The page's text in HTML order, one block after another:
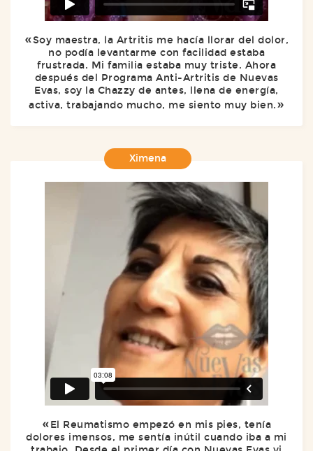
Soy maestra, la Artritis me hacía llorar del dolor,
no podía levantarme con facilidad estaba
frustrada. Mi familia estaba muy triste. Ahora
después del Programa Anti-Artritis de Nuevas
Evas, soy la Chazzy de antes, llena de energía,
activa, trabajando mucho, me siento muy bien.
Ximena
El Reumatismo empezó en mis pies, tenía
dolores imensos, me sentía inútil cuando iba a mi